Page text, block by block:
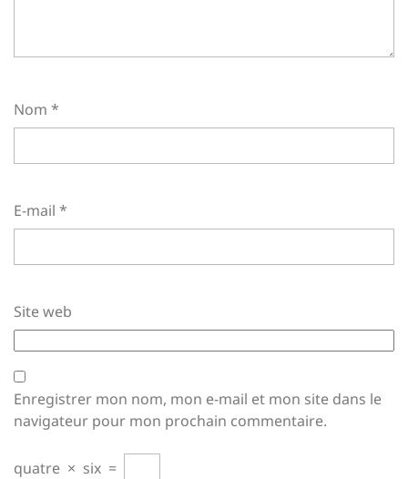
Nom *
E-mail *
Site web
Enregistrer mon nom, mon e-mail et mon site dans le
navigateur pour mon prochain commentaire.
quatre × six =